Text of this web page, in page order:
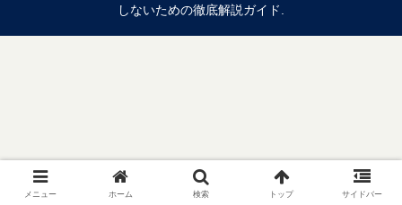
しないための徹底解説ガイド.
メニュー ホーム 検索 トップ サイドバー